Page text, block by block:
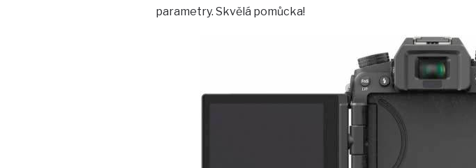
parametry. Skvělá pomůcka!